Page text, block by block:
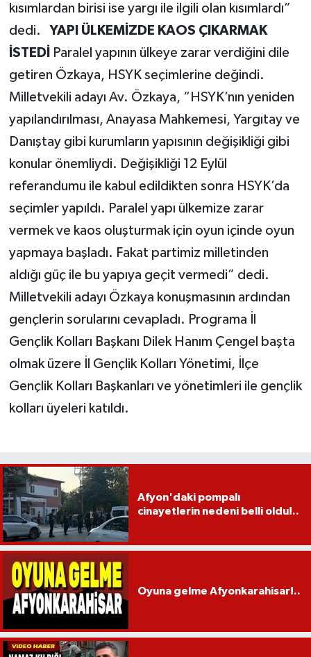
kısımlardan birisi ise yargı ile ilgili olan kısımlardı”
dedi. YAPI ÜLKEMİZDE KAOS ÇIKARMAK
İSTEDİ
Paralel yapının ülkeye zarar verdiğini dile
getiren Özkaya, HSYK seçimlerine değindi.
Milletvekili adayı Av. Özkaya, “HSYK’nın yeniden
yapılandırılması, Anayasa Mahkemesi, Yargıtay ve
Danıştay gibi kurumların yapısının değişikliği gibi
konular önemliydi. Değişikliği 12 Eylül
referandumu ile kabul edildikten sonra HSYK’da
seçimler yapıldı. Paralel yapı ülkemize zarar
vermek ve kaos oluşturmak için oyun içinde oyun
yapmaya başladı. Fakat partimiz milletinden
aldığı güç ile bu yapıya geçit vermedi” dedi.
Milletvekili adayı Özkaya konuşmasının ardından
gençlerin sorularını cevapladı. Programa İl
Gençlik Kolları Başkanı Dilek Hanım Çengel başta
olmak üzere İl Gençlik Kolları Yönetimi, İlçe
Gençlik Kolları Başkanları ve yönetimleri ile gençlik
kolları üyeleri katıldı.
Afyon'daki pompalı
cinayetlerin nedeni belli oldu!..
Oyuna gelme Afyonkarahisar!..